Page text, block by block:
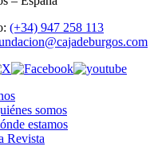
(+34) 947 258 113
somos
estamos
Revista